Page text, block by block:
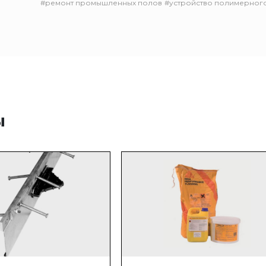
#ремонт промышленных полов #устройство